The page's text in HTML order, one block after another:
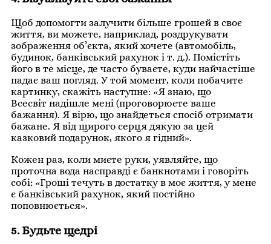
Щоб допомогти залучити більше грошей в своє
життя, ви можете, наприклад, роздрукувати
зображення об’єкта, який хочете (автомобіль,
будинок, банківський рахунок і т. д.). Помістіть
його в те місце, де часто буваєте, куди найчастіше
падає ваш погляд. У той момент, коли побачите
картинку, скажіть наступне: «Я знаю, що
Всесвіт надішле мені (проговорюєте ваше
бажання). Я вірю, що знайдеться спосіб отримати
бажане. Я від щирого серця дякую за цей
казковий подарунок, якого я гідний».
Кожен раз, коли миєте руки, уявляйте, що
проточна вода насправді є банкнотами і говоріть
собі: «Гроші течуть в достатку в моє життя, у мене
є банківський рахунок, який постійно
поповнюється».
5. Будьте щедрі